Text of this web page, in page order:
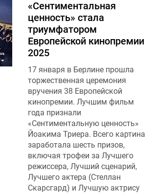
«Сентиментальная
ценность» стала
триумфатором
Европейской кинопремии
2025
17 января в Берлине прошла
торжественная церемония
вручения 38 Европейской
кинопремии. Лучшим фильм
года признали
«Сентиментальную ценность»
Йоакима Триера. Всего картина
заработала шесть призов,
включая трофеи за Лучшего
режиссера, Лучший сценарий,
Лучшего актера (Стеллан
Скарсгард) и Лучшую актрису